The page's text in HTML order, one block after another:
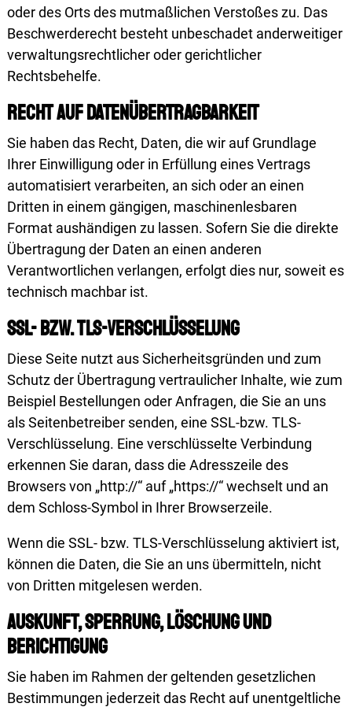
oder des Orts des mutmaßlichen Verstoßes zu. Das
Beschwerderecht besteht unbeschadet anderweitiger
verwaltungsrechtlicher oder gerichtlicher
Rechtsbehelfe.
Recht auf Daten­übertragbar­keit
Sie haben das Recht, Daten, die wir auf Grundlage
Ihrer Einwilligung oder in Erfüllung eines Vertrags
automatisiert verarbeiten, an sich oder an einen
Dritten in einem gängigen, maschinenlesbaren
Format aushändigen zu lassen. Sofern Sie die direkte
Übertragung der Daten an einen anderen
Verantwortlichen verlangen, erfolgt dies nur, soweit es
technisch machbar ist.
SSL- bzw. TLS-Verschlüsselung
Diese Seite nutzt aus Sicherheitsgründen und zum
Schutz der Übertragung vertraulicher Inhalte, wie zum
Beispiel Bestellungen oder Anfragen, die Sie an uns
als Seitenbetreiber senden, eine SSL-bzw. TLS-
Verschlüsselung. Eine verschlüsselte Verbindung
erkennen Sie daran, dass die Adresszeile des
Browsers von „http://“ auf „https://“ wechselt und an
dem Schloss-Symbol in Ihrer Browserzeile.
Wenn die SSL- bzw. TLS-Verschlüsselung aktiviert ist,
können die Daten, die Sie an uns übermitteln, nicht
von Dritten mitgelesen werden.
Auskunft, Sperrung, Löschung und
Berichtigung
Sie haben im Rahmen der geltenden gesetzlichen
Bestimmungen jederzeit das Recht auf unentgeltliche